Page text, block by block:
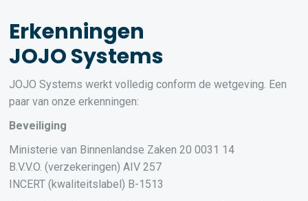
Erkenningen
JOJO Systems
JOJO Systems werkt volledig conform de wetgeving. Een
paar van onze erkenningen:
Beveiliging
Ministerie van Binnenlandse Zaken 20 0031 14
B.V.V.O. (verzekeringen) AIV 257
INCERT (kwaliteitslabel) B-1513